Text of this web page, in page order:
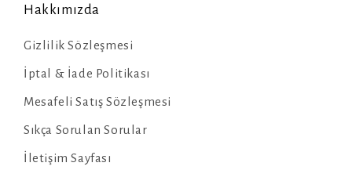
Hakkımızda
Gizlilik Sözleşmesi
İptal & İade Politikası
Mesafeli Satış Sözleşmesi
Sıkça Sorulan Sorular
İletişim Sayfası